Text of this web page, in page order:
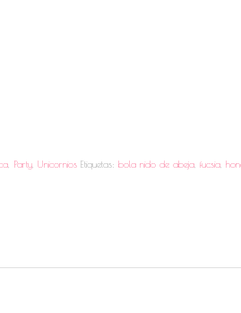
Party ,Unicornios Etiquetas:bola nido de abeja ,fucsia ,